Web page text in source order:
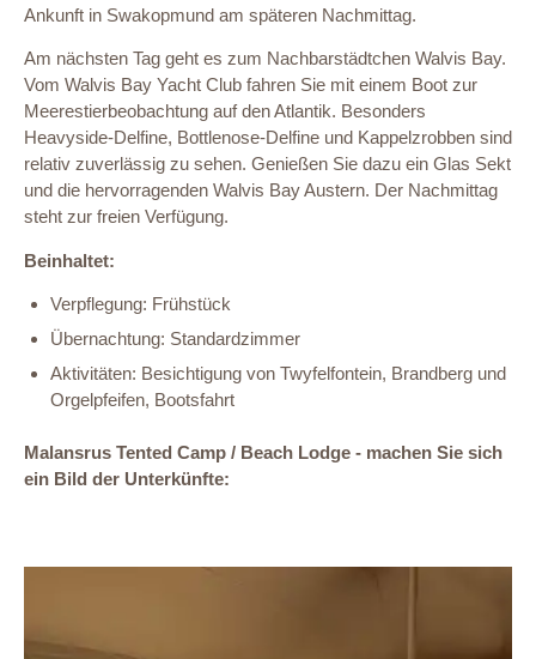
Ankunft in Swakopmund am späteren Nachmittag.
Am nächsten Tag geht es zum Nachbarstädtchen Walvis Bay.
Vom Walvis Bay Yacht Club fahren Sie mit einem Boot zur
Meerestierbeobachtung auf den Atlantik. Besonders
Heavyside-Delfine, Bottlenose-Delfine und Kappelzrobben sind
relativ zuverlässig zu sehen. Genießen Sie dazu ein Glas Sekt
und die hervorragenden Walvis Bay Austern. Der Nachmittag
steht zur freien Verfügung.
Beinhaltet:
Verpflegung: Frühstück
Übernachtung: Standardzimmer
Aktivitäten: Besichtigung von Twyfelfontein, Brandberg und
Orgelpfeifen, Bootsfahrt
Malansrus Tented Camp / Beach Lodge - machen Sie sich
ein Bild der Unterkünfte: